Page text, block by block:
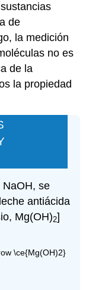
de
la medición
no es
de la
la propiedad
NaOH, se
antiácida
Mg(OH)2]
\ce{Mg(OH)2}